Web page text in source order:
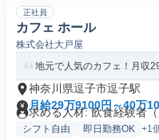
正社員
カフェ ホール
株式会社大戸屋
地元で人気のカフェ！月収
神奈川県逗子市逗子駅
月給29万9100円～40万
求める人材: 飲食経験者（
シフト自由 即日勤務OK +1